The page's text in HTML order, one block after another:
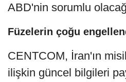
ABD'nin sorumlu
Füzelerin çoğu
CENTCOM, İran'ın
ilişkin güncel bilgileri